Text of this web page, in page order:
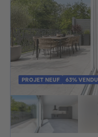
PROJET NEUF 63% VENDU